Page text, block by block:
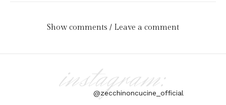
Show comments / Leave a comment
instagram:
@zecchinoncucine_official